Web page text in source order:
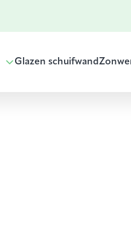
Glazen schuifwand